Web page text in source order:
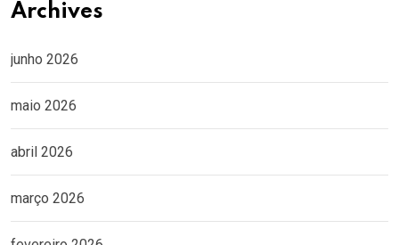
Archives
junho 2026
maio 2026
abril 2026
março 2026